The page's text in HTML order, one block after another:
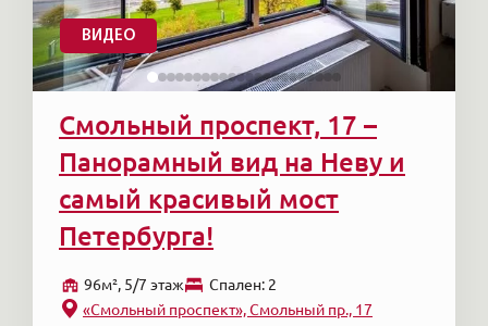
ВИДЕО
Смольный проспект, 17 –
Панорамный вид на Неву и
самый красивый мост
Петербурга!
96м², 5/7 этаж
Cпален: 2
«Смольный проспект», Смольный пр., 17